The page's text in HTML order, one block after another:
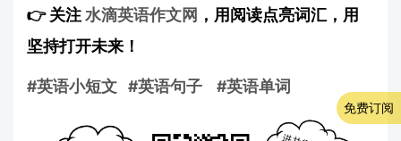
👉 关注水滴英语作文网 ，用阅读点亮词汇，用
坚持打开未来！
#英语小短文 #英语句子 #英语单词
免费订阅